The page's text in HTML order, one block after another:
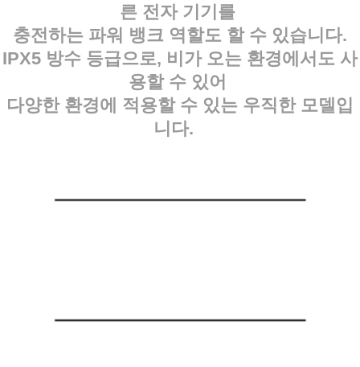
른 전자 기기를
충전하는 파워 뱅크 역할도 할 수 있습니다.
IPX5 방수 등급으로, 비가 오는 환경에서도 사
용할 수 있어
다양한 환경에 적용할 수 있는 우직한 모델입
니다.